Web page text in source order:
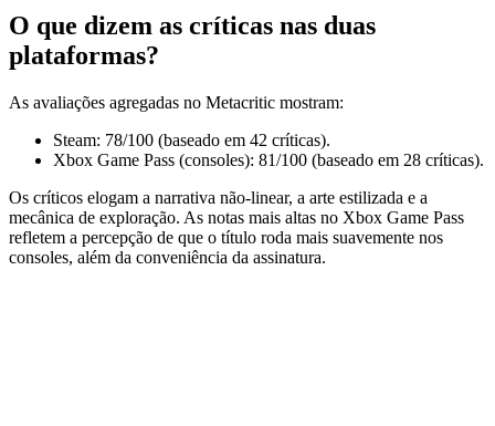
O que dizem as críticas nas duas
plataformas?
As avaliações agregadas no Metacritic mostram:
Steam: 78/100 (baseado em 42 críticas).
Xbox Game Pass (consoles): 81/100 (baseado em 28 críticas).
Os críticos elogam a narrativa não-linear, a arte estilizada e a
mecânica de exploração. As notas mais altas no Xbox Game Pass
refletem a percepção de que o título roda mais suavemente nos
consoles, além da conveniência da assinatura.